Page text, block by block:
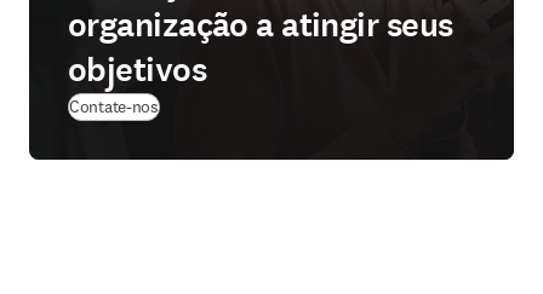
organização a atingir seus
objetivos
Contate-nos